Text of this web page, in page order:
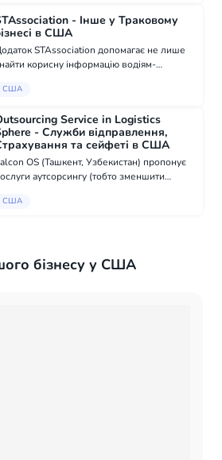
- Інше у Траковому
в США
STAssociation допомагає не лише
корисну інформацію водіям-
інформацію про ваш бізнес на нашому веб-
св...
США
Service in Logistics
- Служби відправлення,
та сейфеті в США
OS (Ташкент, Узбекистан) пропонує
аутсорсингу (тобто зменшити
ЛОГІСТИЧНИМ компаніям ​​по всій території
США
бізнесу у США